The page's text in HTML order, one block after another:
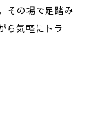
その場で足踏み
ら気軽にトラ